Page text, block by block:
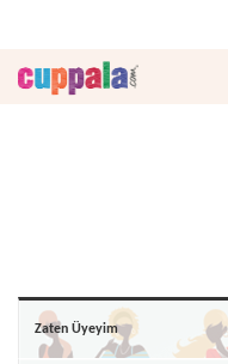
Zaten Üyeyim